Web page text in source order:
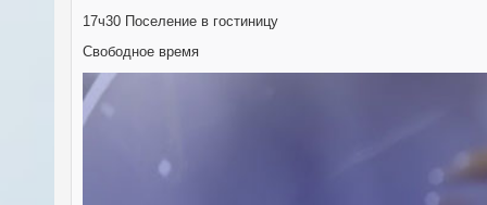
17ч30 Поселение в гостиницу
Свободное время